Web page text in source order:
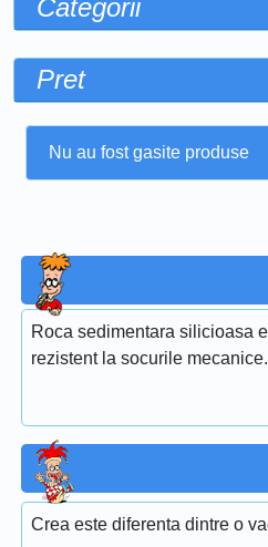
Categorii
Pret
Nu au fost gasite produse
Roca sedimentara silicioasa
rezistent la socurile mecanice.
Crea este diferenta dintre o